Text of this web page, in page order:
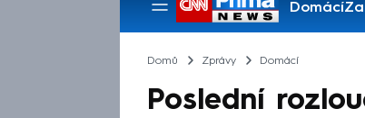
Domácí
Pořady
Domů Zprávy Domácí
Poslední